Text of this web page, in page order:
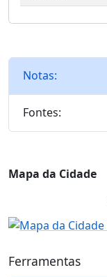
Notas:
Fontes:
Mapa da Cidade
Ferramentas